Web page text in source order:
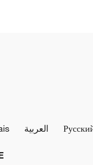
العربية